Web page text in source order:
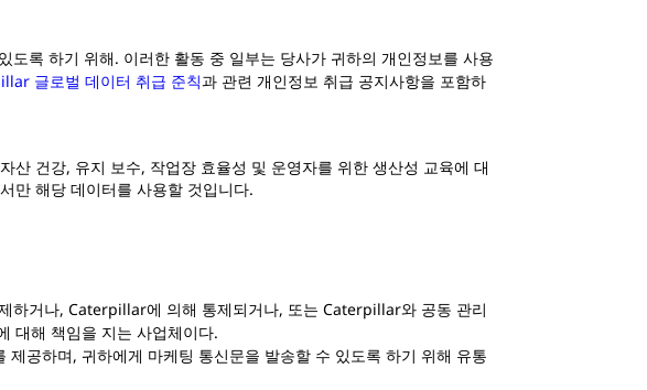
록 하기 위해. 이러한 활동 중 일부는 당사가 귀하의 개인정보를 사용
글로벌 데이터 취급 준칙과 관련 개인정보 취급 공지사항을 포함하
건강, 유지 보수, 작업장 효율성 및 운영자를 위한 생산성 교육에 대
만 해당 데이터를 사용할 것입니다.
하거나, Caterpillar에 의해 통제되거나, 또는 Caterpillar와 공동 관리
대해 책임을 지는 사업체이다.
공하며, 귀하에게 마케팅 통신문을 발송할 수 있도록 하기 위해 유통